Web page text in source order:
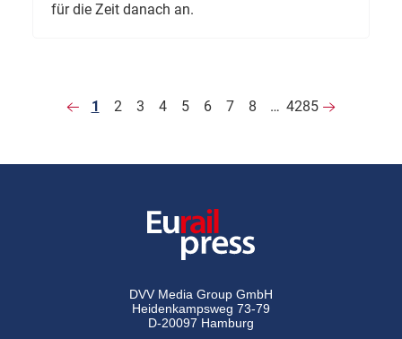
für die Zeit danach an.
1 2 3 4 5 6 7 8 … 4285
DVV Media Group GmbH
Heidenkampsweg 73-79
D-20097 Hamburg